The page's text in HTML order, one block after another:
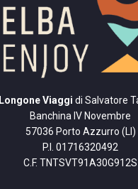
Longone Viaggi di Salvatore
Banchina IV Novembre
57036 Porto Azzurro (LI)
P.I. 01716320492
C.F. TNTSVT91A30G912S